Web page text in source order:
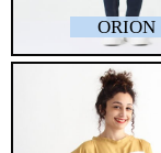
ORION